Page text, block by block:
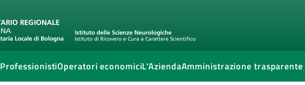
ProfessionistiOperatori economiciL'AziendaAmministrazione trasparente